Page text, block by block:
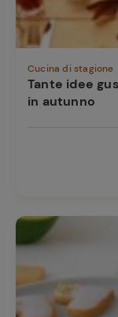
sensi di
Cucina di stagione
Tante idee
in autunno